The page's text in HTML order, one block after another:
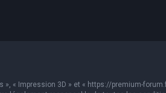
« Impression 3D » et « https://premium-